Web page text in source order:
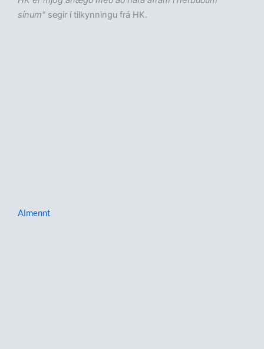
sínum" segir í tilkynningu frá HK.
Almennt